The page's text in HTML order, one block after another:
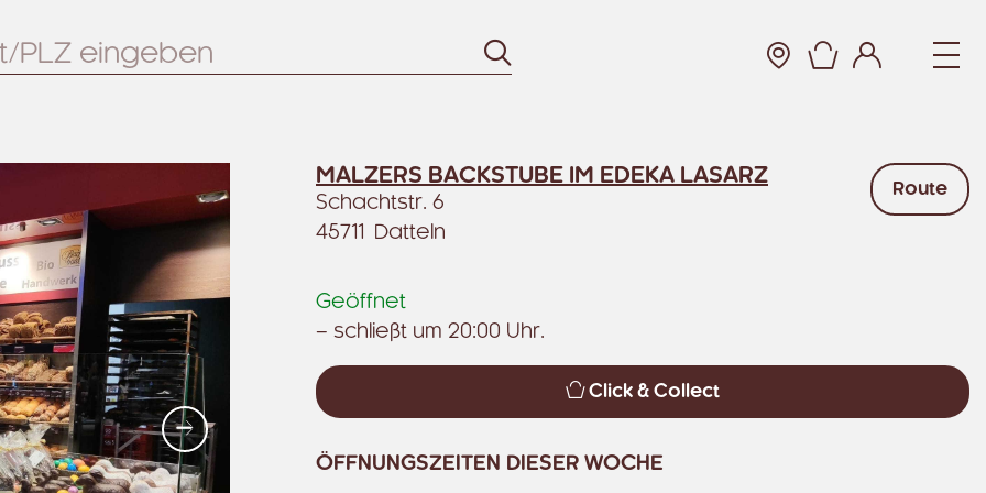
Warenkorb
Weiter
MALZERS BACKSTUBE IM EDEKA LASARZ
Schachtstr. 6
45711 Datteln
Route
Geöffnet
– schließt um 20:00 Uhr.
Click & Collect
ÖFFNUNGSZEITEN DIESER WOCHE